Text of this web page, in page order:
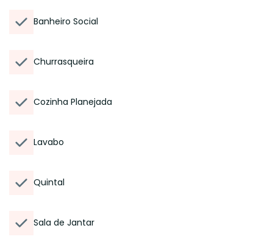
Banheiro Social
Churrasqueira
Cozinha Planejada
Lavabo
Quintal
Sala de Jantar